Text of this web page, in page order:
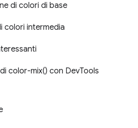
di colori di base
colori intermedia
color-mix() con DevTools